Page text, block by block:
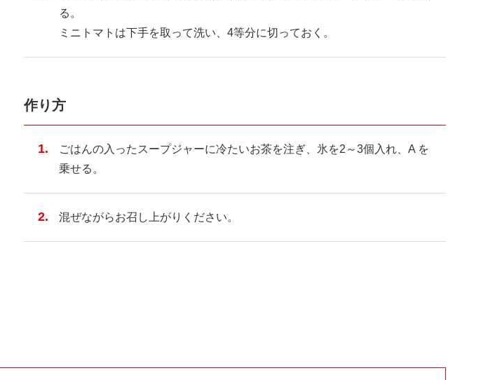
る。
ミニトマトは下手を取って洗い、4等分に切っておく。
作り方
ごはんの入ったスープジャーに冷たいお茶を注ぎ、氷を2～3個入れ、A を
乗せる。
混ぜながらお召し上がりください。